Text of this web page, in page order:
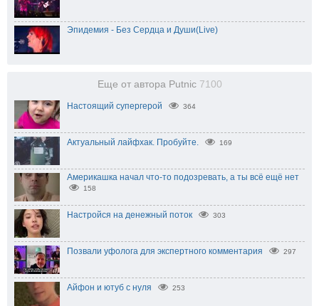
Эпидемия - Без Сердца и Души(Live)
Еще от автора Putnic 7100
Настоящий супергерой 364
Актуальный лайфхак. Пробуйте. 169
Америкашка начал что-то подозревать, а ты всё ещё нет
158
Настройся на денежный поток 303
Позвали уфолога для экспертного комментария 297
Айфон и ютуб с нуля 253